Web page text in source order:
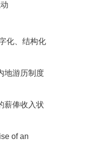
化、结构化
地游历制度
薪俸收入状
of an